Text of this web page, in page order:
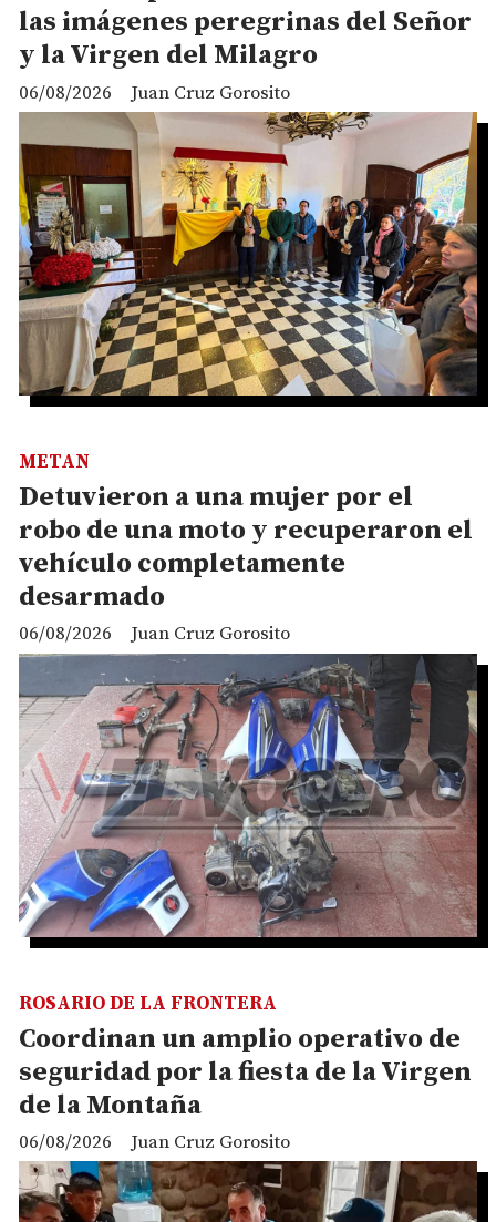
las imágenes peregrinas del Señor
y la Virgen del Milagro
Juan Cruz Gorosito
06/08/2026
Detuvieron a una mujer por el
robo de una moto y recuperaron el
vehículo completamente
desarmado
Juan Cruz Gorosito
METAN
06/08/2026
Coordinan un amplio operativo de
seguridad por la fiesta de la Virgen
de la Montaña
Juan Cruz Gorosito
ROSARIO DE LA FRONTERA
06/08/2026